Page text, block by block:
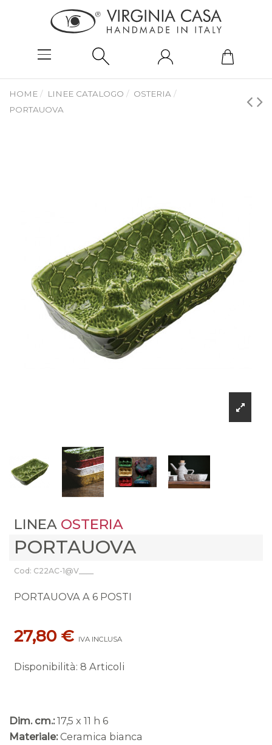
HOME LINEE CATALOGO
OSTERIA
PORTAUOVA
LINEA OSTERIA
PORTAUOVA
Cod: C22AC-1@V____
PORTAUOVA A 6 POSTI
27,80 € IVA INCLUSA
Disponibilità: 8 Articoli
Dim. cm.: 17,5 x 11 h 6
Materiale: Ceramica bianca